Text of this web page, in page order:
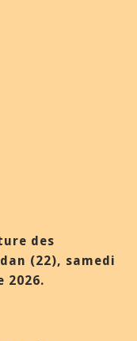
des
(22), samedi
2026.